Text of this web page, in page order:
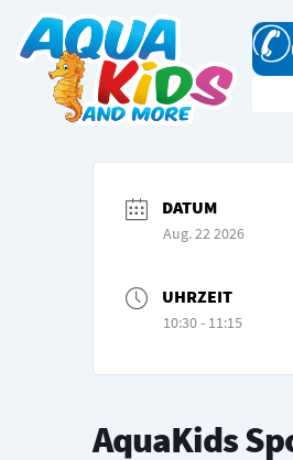
Zum
Inhalt
springen
DATUM
Aug. 22 2026
UHRZEIT
10:30 - 11:15
AquaKids